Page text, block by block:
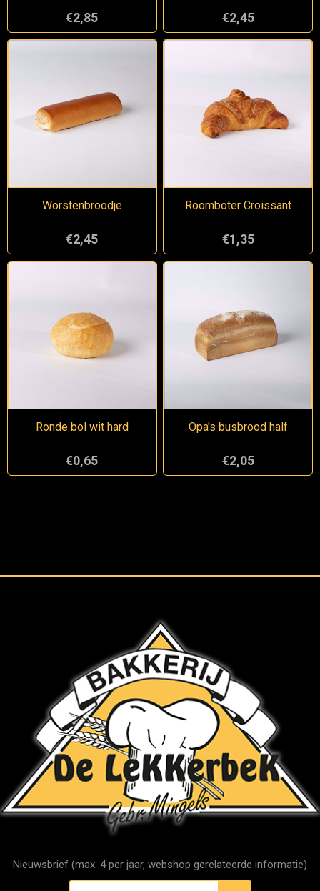
€2,85 €2,45
Worstenbroodje
€2,45
Roomboter Croissant
€1,35
Ronde bol wit hard
€0,65
Opa's busbrood half
€2,05
Nieuwsbrief (max. 4 per jaar, webshop gerelateerde informatie)